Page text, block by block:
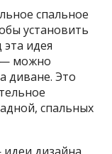
спальное
установить
идея
— можно
диване. Это
спальных